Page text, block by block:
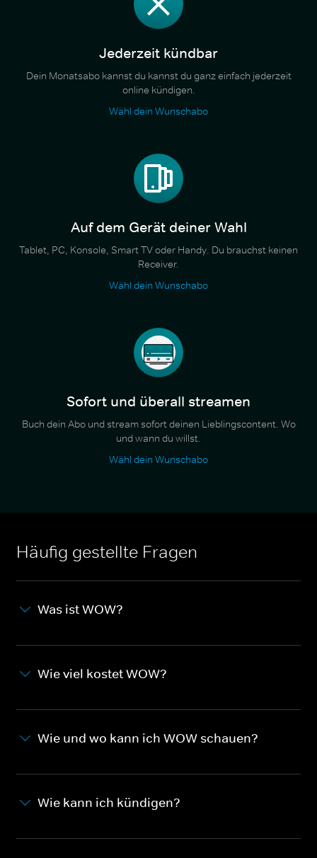
Jederzeit kündbar
Dein Monatsabo kannst du kannst du ganz einfach jederzeit
online kündigen.
Wähl dein Wunschabo
Auf dem Gerät deiner Wahl
Tablet, PC, Konsole, Smart TV oder Handy. Du brauchst keinen
Receiver.
Wähl dein Wunschabo
Sofort und überall streamen
Buch dein Abo und stream sofort deinen Lieblingscontent. Wo
und wann du willst.
Wähl dein Wunschabo
Häufig gestellte Fragen
Was ist WOW?
Wie viel kostet WOW?
Wie und wo kann ich WOW schauen?
Wie kann ich kündigen?